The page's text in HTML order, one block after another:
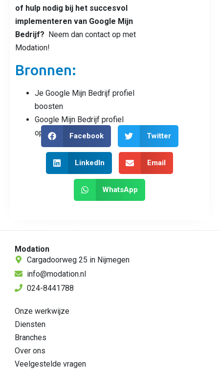
of hulp nodig bij het succesvol
implementeren van Google Mijn
Bedrijf? Neem dan contact op met
Modation!
Bronnen:
Je Google Mijn Bedrijf profiel
boosten
Google Mijn Bedrijf profiel
optimaliserenFacebook Twitter
LinkedIn Email
WhatsApp
Modation
Cargadoorweg 25 in Nijmegen
info@modation.nl
024-8441788
Onze werkwijze
Diensten
Branches
Over ons
Veelgestelde vragen